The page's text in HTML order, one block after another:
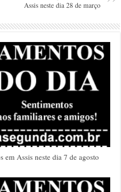
Assis neste dia 28 de março
em Assis neste dia 7 de agosto